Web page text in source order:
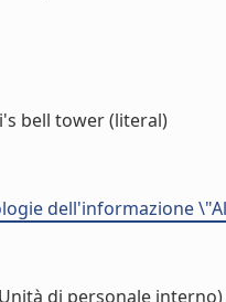
bell tower (literal)
dell'informazione
di personale interno)